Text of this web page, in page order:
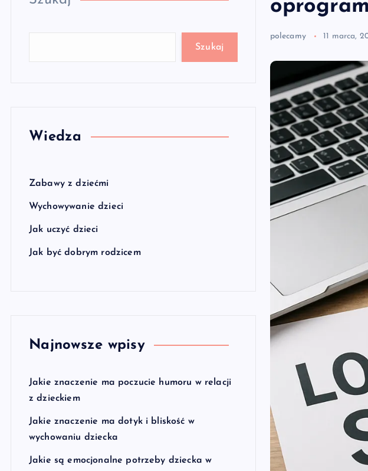
Szukaj
Wiedza
Zabawy z dziećmi
Wychowywanie dzieci
Jak uczyć dzieci
Jak być dobrym rodzicem
Najnowsze wpisy
Jakie znaczenie ma poczucie humoru w relacji
z dzieckiem
Jakie znaczenie ma dotyk i bliskość w
wychowaniu dziecka
Jakie są emocjonalne potrzeby dziecka w
polecamy 11 marca,